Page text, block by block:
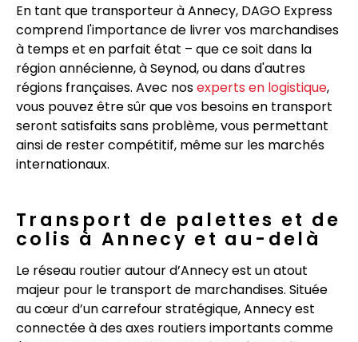
En tant que transporteur à Annecy, DAGO Express
comprend l'importance de livrer vos marchandises
à temps et en parfait état – que ce soit dans la
région annécienne, à Seynod, ou dans d'autres
régions françaises. Avec nosexperts en logistique,
vous pouvez être sûr que vos besoins en transport
seront satisfaits sans problème, vous permettant
ainsi de rester compétitif, même sur les marchés
internationaux.
Transport de palettes et de
colis à Annecy et au-delà
Le réseau routier autour d’Annecy est un atout
majeur pour le transport de marchandises. Située
au cœur d’un carrefour stratégique, Annecy est
connectée à des axes routiers importants comme